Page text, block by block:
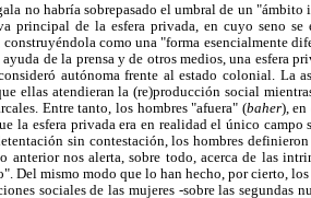
no habría sobrepasado el umbral de un
principal de la esfera privada, en cuyo seno se
como una "forma esencialmente
de la prensa y de otros medios, una esfera
autónoma frente al estado colonial. La
ellas atendieran la (re)producción social
Entre tanto, los hombres "afuera" (baher), en
la esfera privada era en realidad el único campo
sin contestación, los hombres
anterior nos alerta, sobre todo, acerca de las
mismo modo que lo han hecho, por cierto, los
sociales de las mujeres -sobre las segundas